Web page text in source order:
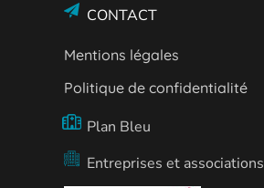
CONTACT
Mentions légales
Politique de confidentialité
Plan Bleu
Entreprises et associations